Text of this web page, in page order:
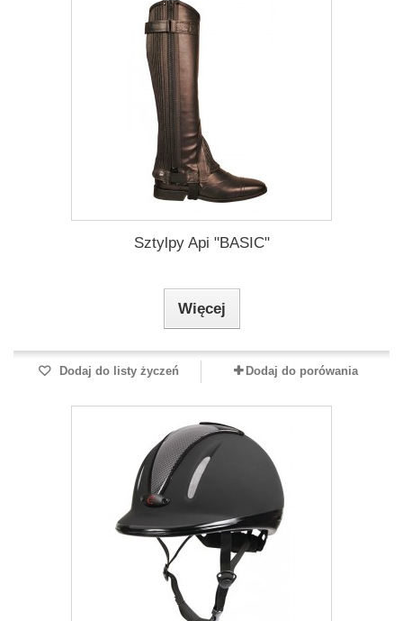
Sztylpy Api "BASIC"
Więcej
Dodaj do listy życzeń Dodaj do porówania